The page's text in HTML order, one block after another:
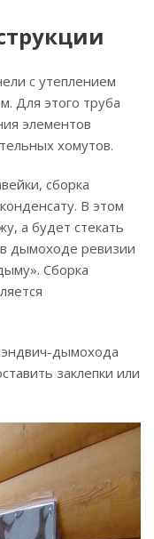
с утеплением
Для этого труба
элементов
хомутов.
сборка
В этом
а будет стекать
дымоходе ревизии
Сборка
дымохода
заклепки или